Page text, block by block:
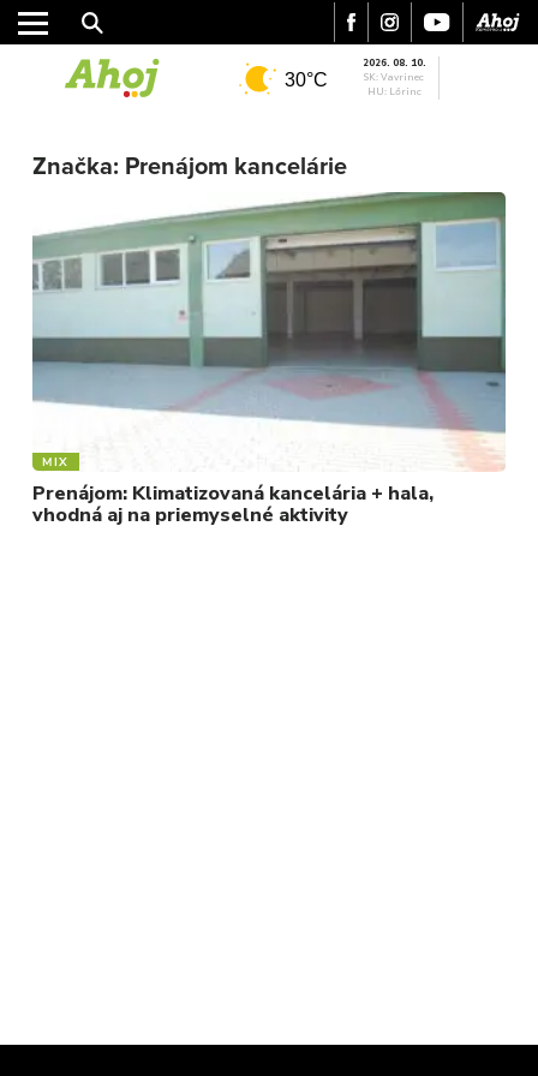
ŠPORT
KULTÚRA
FOTKY
MIX
30°C
2026. 08. 10.
SK: Vavrinec
HU: Lőrinc
Značka: Prenájom kancelárie
MIX
Prenájom: Klimatizovaná kancelária + hala,
vhodná aj na priemyselné aktivity